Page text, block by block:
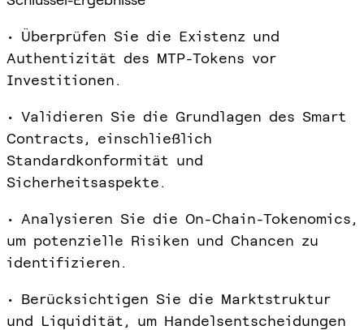
• Überprüfen Sie die Existenz und
Authentizität des MTP-Tokens vor
Investitionen.
• Validieren Sie die Grundlagen des Smart
Contracts, einschließlich
Standardkonformität und
Sicherheitsaspekte.
• Analysieren Sie die On-Chain-Tokenomics,
um potenzielle Risiken und Chancen zu
identifizieren.
• Berücksichtigen Sie die Marktstruktur
und Liquidität, um Handelsentscheidungen